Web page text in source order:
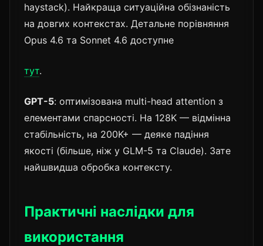
haystack). Найкраща ситуаційна обізнаність
на довгих контекстах. Детальне порівняння
Opus 4.6 та Sonnet 4.6 доступне
тут.
GPT-5: оптимізована multi-head attention з
елементами спарсності. На 128K — відмінна
стабільність, на 200K+ — деяке падіння
якості (більше, ніж у GLM-5 та Claude). Зате
найшвидша обробка контексту.
Практичні наслідки для
використання